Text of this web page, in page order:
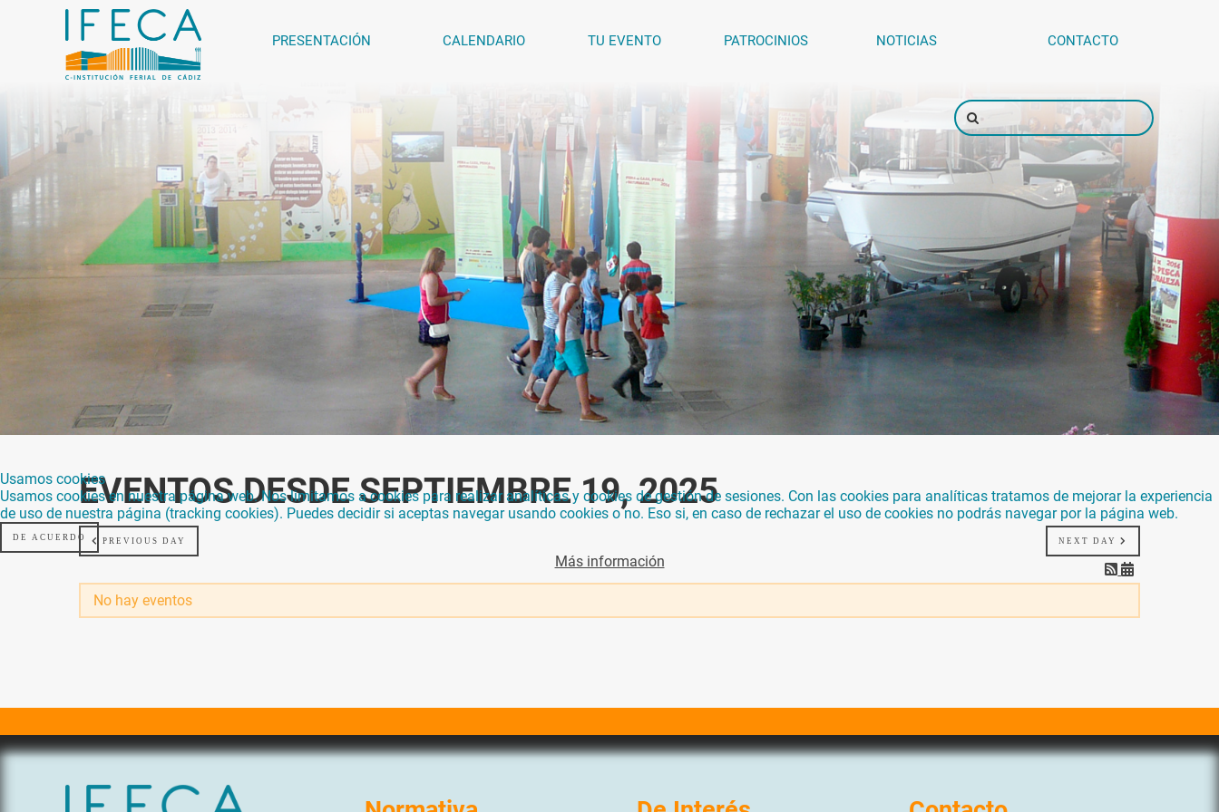
PRESENTACIÓN CALENDARIO TU EVENTO PATROCINIOS NOTICIAS CONTACTO
EVENTOS DESDE SEPTIEMBRE 19, 2025
PREVIOUS DAY NEXT DAY
No hay eventos
Usamos cookies
Usamos cookies en nuestra página web. Nos limitamos a cookies para realizar analíticas y cookies de gestión de sesiones. Con las cookies para analíticas tratamos de mejorar la experiencia
de uso de nuestra página (tracking cookies). Puedes decidir si aceptas navegar usando cookies o no. Eso si, en caso de rechazar el uso de cookies no podrás navegar por la página web.
DE ACUERDO
Más información